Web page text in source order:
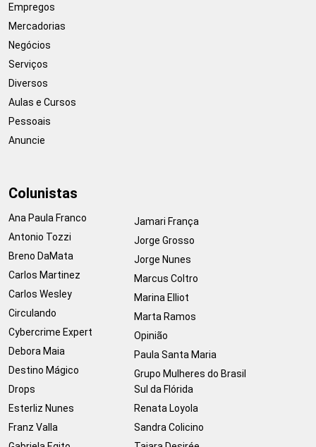
Empregos
Mercadorias
Negócios
Serviços
Diversos
Aulas e Cursos
Pessoais
Anuncie
Colunistas
Ana Paula Franco
Antonio Tozzi
Breno DaMata
Carlos Martinez
Carlos Wesley
Circulando
Cybercrime Expert
Debora Maia
Destino Mágico
Drops
Esterliz Nunes
Franz Valla
Jamari França
Jorge Grosso
Jorge Nunes
Marcus Coltro
Marina Elliot
Marta Ramos
Opinião
Paula Santa Maria
Grupo Mulheres do Brasil
Sul da Flórida
Renata Loyola
Sandra Colicino